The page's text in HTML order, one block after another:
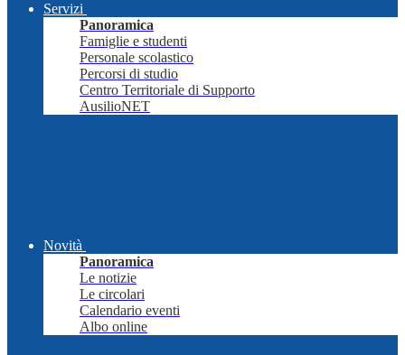
Servizi
Panoramica
Famiglie e studenti
Personale scolastico
Percorsi di studio
Centro Territoriale di Supporto
AusilioNET
Novità
Panoramica
Le notizie
Le circolari
Calendario eventi
Albo online